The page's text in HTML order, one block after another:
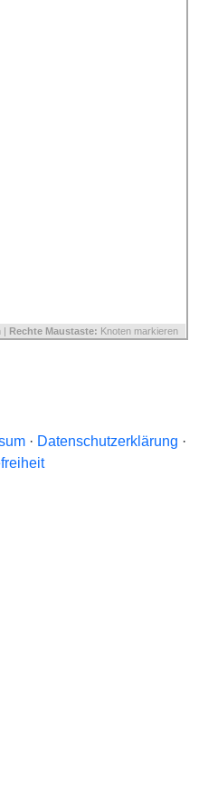
| Rechte Maustaste: Knoten markieren
· Datenschutzerklärung ·